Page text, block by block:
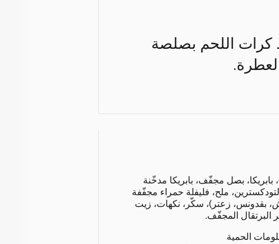
كرات اللحم بصلصة
(ثوم مجفّف 19%)، بابريكا، بصل مجفّف، بابريكا مدخّنة
ملح، فليفلة حمراء مجفّفة
بقدونس، زعتر)، سكّر، نكهات، زيت
البرتقال المجفّف.
الحمية